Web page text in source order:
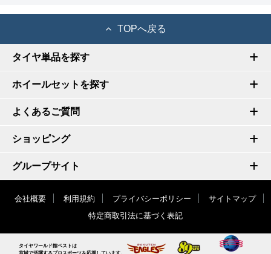
TOPへ戻る
タイヤ単品を探す
ホイールセットを探す
よくあるご質問
ショッピング
グループサイト
会社概要 利用規約 プライバシーポリシー
サイトマップ
特定商取引法に基づく表記
タイヤワールド館ベストは